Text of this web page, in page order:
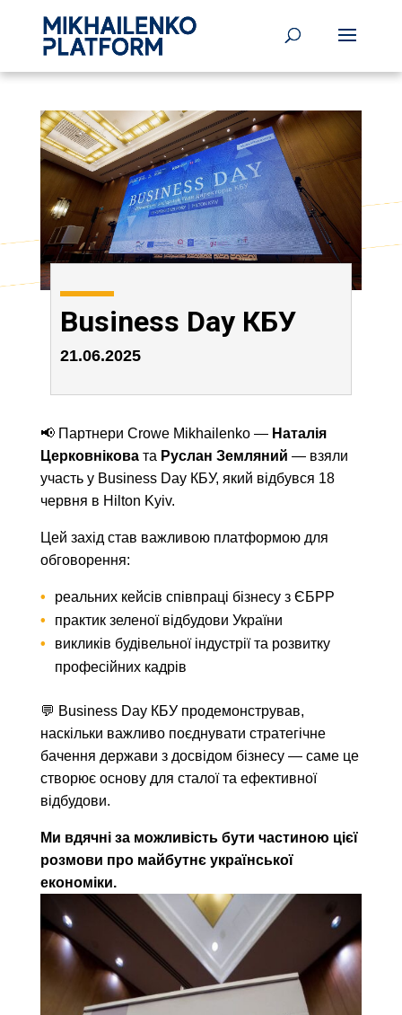
Business Day КБУ
21.06.2025
📢 Партнери Crowe Mikhailenko — Наталія
Церковніковата Руслан Земляний — взяли
участь у Business Day КБУ, який відбувся 18
червня в Hilton Kyiv.
Цей захід став важливою платформою для
обговорення:
реальних кейсів співпраці бізнесу з ЄБРР
практик зеленої відбудови України
викликів будівельної індустрії та розвитку
професійних кадрів
💬 Business Day КБУ продемонстрував,
наскільки важливо поєднувати стратегічне
бачення держави з досвідом бізнесу — саме це
створює основу для сталої та ефективної
відбудови.
Ми вдячні за можливість бути частиною цієї
розмови про майбутнє української
економіки.